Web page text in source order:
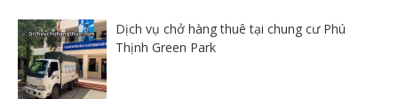
Dịch vụ chở hàng thuê tại chung cư Phú
Thịnh Green Park